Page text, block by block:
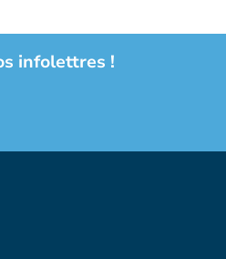
infolettres !